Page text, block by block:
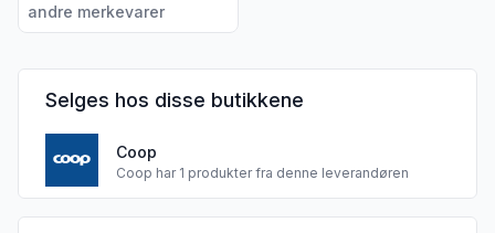
andre merkevarer
Selges hos disse butikkene
Coop
Coop har 1 produkter fra denne leverandøren